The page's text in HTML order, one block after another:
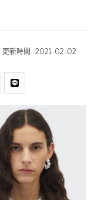
更新時間 2021-02-02